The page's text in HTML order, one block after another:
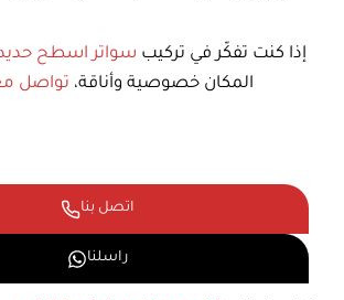
إذا كنت تفكّر في تركيب سواتر اسطح
المكان خصوصية وأناقة، تواصل
اتصل بنا
راسلنا